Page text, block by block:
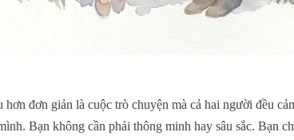
hơn đơn giản là cuộc trò chuyện mà cả hai người đều
Bạn không cần phải thông minh hay sâu sắc. Bạn